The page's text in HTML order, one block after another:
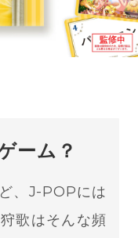
ーム？
、J-POPには
歌はそんな頻